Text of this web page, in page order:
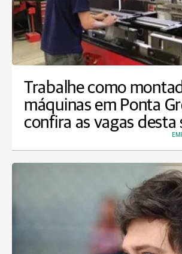
Trabalhe como
máquinas em Ponta
confira as vagas desta